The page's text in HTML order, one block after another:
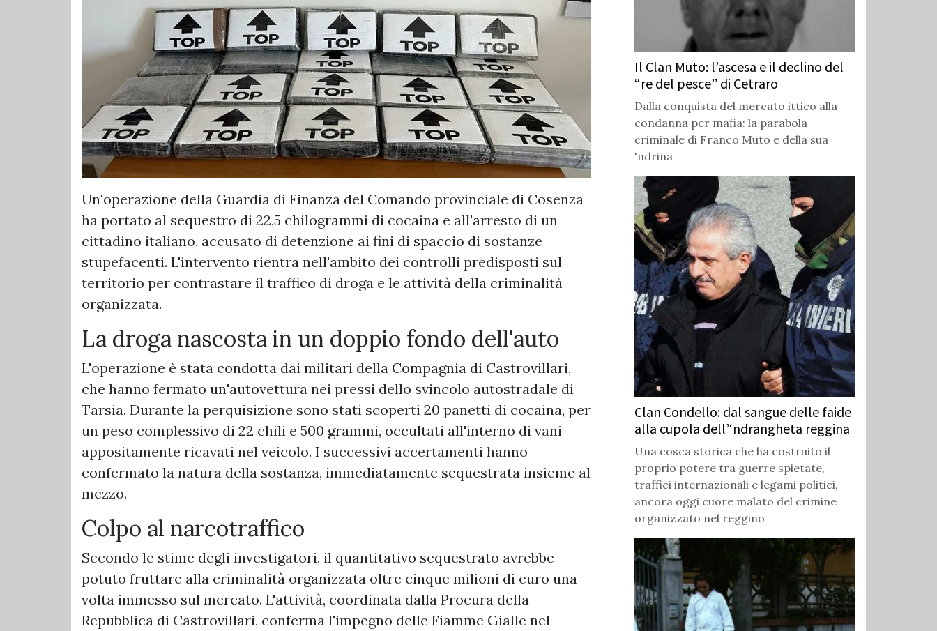
Un'operazione della Guardia di Finanza del Comando provinciale di Cosenza
ha portato al sequestro di 22,5 chilogrammi di cocaina e all'arresto di un
cittadino italiano, accusato di detenzione ai fini di spaccio di sostanze
stupefacenti. L'intervento rientra nell'ambito dei controlli predisposti sul
territorio per contrastare il traffico di droga e le attività della criminalità
organizzata.
La droga nascosta in un doppio fondo dell'auto
L'operazione è stata condotta dai militari della Compagnia di Castrovillari,
che hanno fermato un'autovettura nei pressi dello svincolo autostradale di
Tarsia. Durante la perquisizione sono stati scoperti 20 panetti di cocaina, per
un peso complessivo di 22 chili e 500 grammi, occultati all'interno di vani
appositamente ricavati nel veicolo. I successivi accertamenti hanno
confermato la natura della sostanza, immediatamente sequestrata insieme al
mezzo.
Colpo al narcotraffico
Secondo le stime degli investigatori, il quantitativo sequestrato avrebbe
potuto fruttare alla criminalità organizzata oltre cinque milioni di euro una
volta immesso sul mercato. L'attività, coordinata dalla Procura della
Repubblica di Castrovillari, conferma l'impegno delle Fiamme Gialle nel
Il Clan Muto: l’ascesa e il declino del
“re del pesce” di Cetraro
Dalla conquista del mercato ittico alla
condanna per mafia: la parabola
criminale di Franco Muto e della sua
'ndrina
Clan Condello: dal sangue delle faide
alla cupola dell’‘ndrangheta reggina
Una cosca storica che ha costruito il
proprio potere tra guerre spietate,
traffici internazionali e legami politici,
ancora oggi cuore malato del crimine
organizzato nel reggino